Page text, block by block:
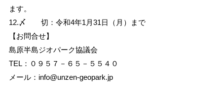
ます。
12.〆 切：令和4年1月31日（月）まで
【お問合せ】
島原半島ジオパーク協議会
TEL：０９５７－６５－５５４０
メール：info@unzen-geopark.jp